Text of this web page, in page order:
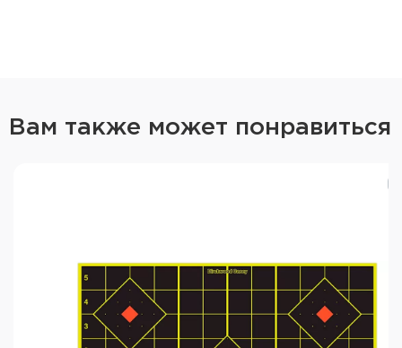
Вам также может понравиться